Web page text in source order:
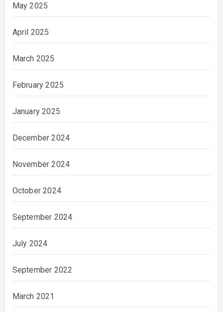
May 2025
April 2025
March 2025
February 2025
January 2025
December 2024
November 2024
October 2024
September 2024
July 2024
September 2022
March 2021